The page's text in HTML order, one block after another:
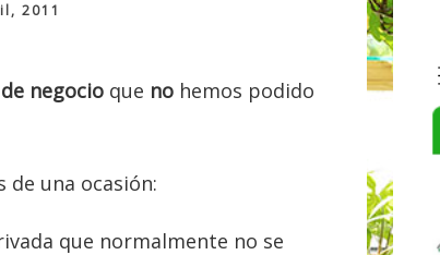
2011
negocio que no hemos podido
de una ocasión:
que normalmente no se